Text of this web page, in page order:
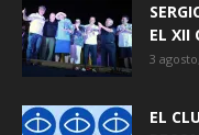
EL XII
3
EL